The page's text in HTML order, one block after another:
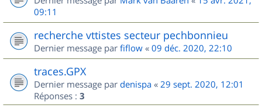
09:11
recherche vttistes secteur pechbonnieu
Dernier message par fiflow « 09 déc. 2020, 22:10
traces.GPX
Dernier message par denispa « 29 sept. 2020, 12:01
Réponses : 3